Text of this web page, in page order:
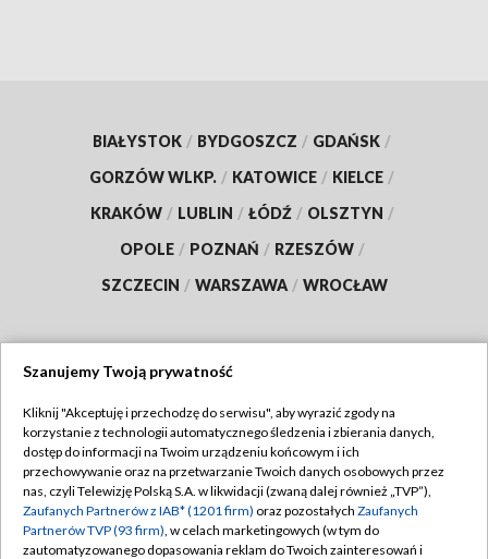
BIAŁYSTOK / BYDGOSZCZ / GDAŃSK /
GORZÓW WLKP. / KATOWICE / KIELCE /
KRAKÓW / LUBLIN / ŁÓDŹ / OLSZTYN /
OPOLE / POZNAŃ / RZESZÓW /
SZCZECIN / WARSZAWA / WROCŁAW
TVP
Abonament TVP
Emisja w TVP
Centrum informacji TVP
Regulamin TVP
Polityka prywatności
Moje zgody
Szanujemy Twoją prywatność
Kliknij "Akceptuję i przechodzę do serwisu", aby wyrazić zgody na
korzystanie z technologii automatycznego śledzenia i zbierania danych,
dostęp do informacji na Twoim urządzeniu końcowym i ich
przechowywanie oraz na przetwarzanie Twoich danych osobowych przez
nas, czyli Telewizję Polską S.A. w likwidacji (zwaną dalej również „TVP”),
Zaufanych Partnerów z IAB* (1201 firm) oraz pozostałych Zaufanych
Partnerów TVP (93 firm), w celach marketingowych (w tym do
zautomatyzowanego dopasowania reklam do Twoich zainteresowań i